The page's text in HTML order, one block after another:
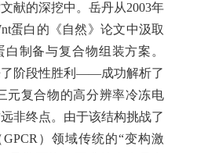
献的深挖中。岳丹从2003年
蛋白的《自然》论文中汲取
制备与复合物组装方案。
了阶段性胜利——成功解析了
元复合物的高分辨率冷冻电
非终点。由于该结构挑战了
）领域传统的“变构激